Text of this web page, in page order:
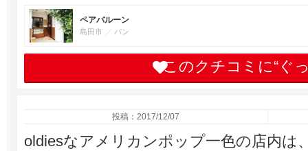
ペアバルーン
島田市 パン
このクチコミに“ぐ
投稿：2017/12/07
oldiesなアメリカンポップ一色の店内は